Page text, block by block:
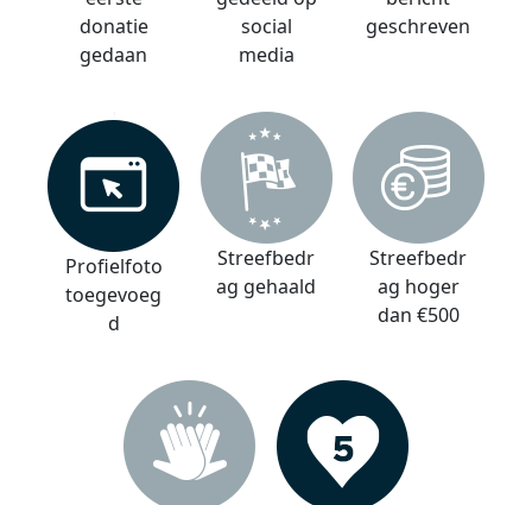
donatie
gedaan
social
media
geschreven
Profielfoto
toegevoeg
d
Streefbedr
ag gehaald
Streefbedr
ag hoger
dan €500